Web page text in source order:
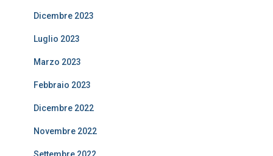
Dicembre 2023
Luglio 2023
Marzo 2023
Febbraio 2023
Dicembre 2022
Novembre 2022